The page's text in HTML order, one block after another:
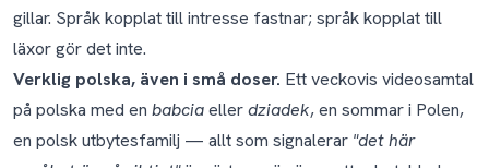
gillar. Språk kopplat till intresse fastnar; språk kopplat till
läxor gör det inte.
Verklig polska, även i små doser. Ett veckovis videosamtal
på polska med en babciaellerdziadek, en sommar i Polen,
en polsk utbytesfamilj — allt som signalerar "det här